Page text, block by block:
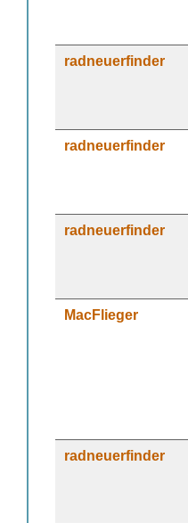
radneuerfinder
radneuerfinder
radneuerfinder
MacFlieger
radneuerfinder